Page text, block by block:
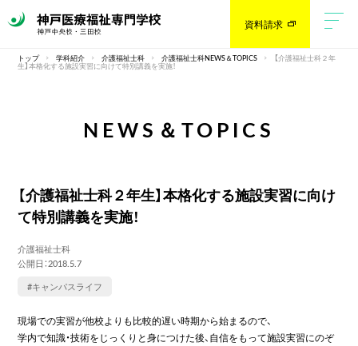
資料請求
トップ 学科紹介 介護福祉士科 介護福祉士科NEWS＆TOPICS 【介護福祉士科２年
生】本格化する施設実習に向けて特別講義を実施！
NEWS＆TOPICS
【介護福祉士科２年生】本格化する施設実習に向け
て特別講義を実施！
介護福祉士科
公開日：2018.5.7
#キャンパスライフ
現場での実習が他校よりも比較的遅い時期から始まるので、
学内で知識・技術をじっくりと身につけた後、自信をもって施設実習にのぞ